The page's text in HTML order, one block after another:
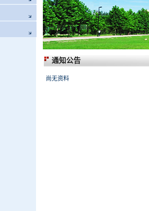
通知公告
尚无资料